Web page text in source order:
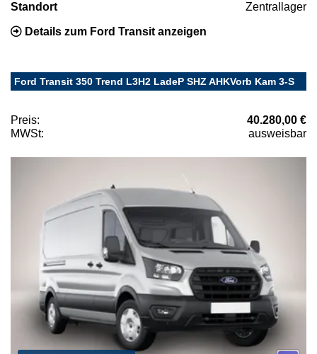
Standort Zentrallager
Details zum Ford Transit anzeigen
Ford Transit 350 Trend L3H2 LadeP SHZ AHKVorb Kam 3-S
Preis:
40.280,00 €
MWSt:
ausweisbar